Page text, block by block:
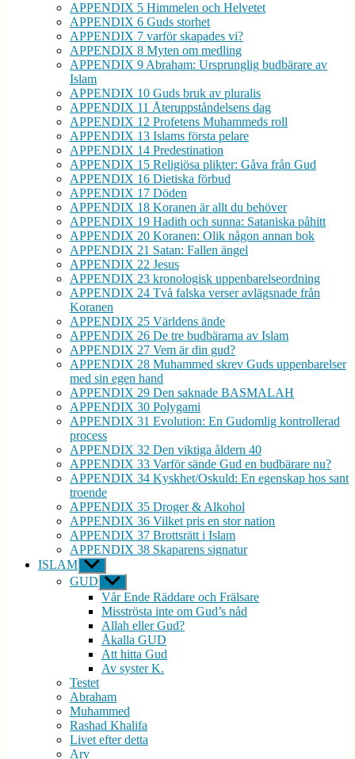
APPENDIX 5 Himmelen och Helvetet
APPENDIX 6 Guds storhet
APPENDIX 7 varför skapades vi?
APPENDIX 8 Myten om medling
APPENDIX 9 Abraham: Ursprunglig budbärare av
Islam
APPENDIX 10 Guds bruk av pluralis
APPENDIX 11 Återuppståndelsens dag
APPENDIX 12 Profetens Muhammeds roll
APPENDIX 13 Islams första pelare
APPENDIX 14 Predestination
APPENDIX 15 Religiösa plikter: Gåva från Gud
APPENDIX 16 Dietiska förbud
APPENDIX 17 Döden
APPENDIX 18 Koranen är allt du behöver
APPENDIX 19 Hadith och sunna: Sataniska påhitt
APPENDIX 20 Koranen: Olik någon annan bok
APPENDIX 21 Satan: Fallen ängel
APPENDIX 22 Jesus
APPENDIX 23 kronologisk uppenbarelseordning
APPENDIX 24 Två falska verser avlägsnade från
Koranen
APPENDIX 25 Världens ände
APPENDIX 26 De tre budbärarna av Islam
APPENDIX 27 Vem är din gud?
APPENDIX 28 Muhammed skrev Guds uppenbarelser
med sin egen hand
APPENDIX 29 Den saknade BASMALAH
APPENDIX 30 Polygami
APPENDIX 31 Evolution: En Gudomlig kontrollerad
process
APPENDIX 32 Den viktiga åldern 40
APPENDIX 33 Varför sände Gud en budbärare nu?
APPENDIX 34 Kyskhet/Oskuld: En egenskap hos sant
troende
APPENDIX 35 Droger & Alkohol
APPENDIX 36 Vilket pris en stor nation
APPENDIX 37 Brottsrätt i Islam
APPENDIX 38 Skaparens signatur
ISLAM Visa
undermeny
GUD Visa
undermeny
Vår Ende Räddare och Frälsare
Misströsta inte om Gud’s nåd
Allah eller Gud?
Åkalla GUD
Att hitta Gud
Av syster K.
Testet
Abraham
Muhammed
Rashad Khalifa
Livet efter detta
Arv